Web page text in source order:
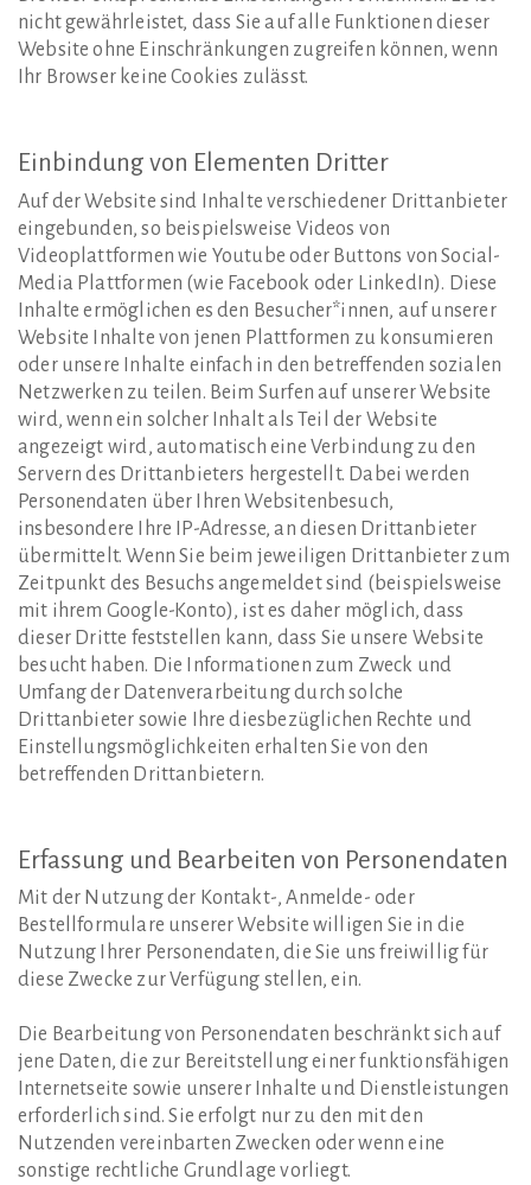
nicht gewährleistet, dass Sie auf alle Funktionen dieser
Website ohne Einschränkungen zugreifen können, wenn
Ihr Browser keine Cookies zulässt.
Einbindung von Elementen Dritter
Auf der Website sind Inhalte verschiedener Drittanbieter
eingebunden, so beispielsweise Videos von
Videoplattformen wie Youtube oder Buttons von Social-
Media Plattformen (wie Facebook oder LinkedIn). Diese
Inhalte ermöglichen es den Besucher*innen, auf unserer
Website Inhalte von jenen Plattformen zu konsumieren
oder unsere Inhalte einfach in den betreffenden sozialen
Netzwerken zu teilen. Beim Surfen auf unserer Website
wird, wenn ein solcher Inhalt als Teil der Website
angezeigt wird, automatisch eine Verbindung zu den
Servern des Drittanbieters hergestellt. Dabei werden
Personendaten über Ihren Websitenbesuch,
insbesondere Ihre IP-Adresse, an diesen Drittanbieter
übermittelt. Wenn Sie beim jeweiligen Drittanbieter zum
Zeitpunkt des Besuchs angemeldet sind (beispielsweise
mit ihrem Google-Konto), ist es daher möglich, dass
dieser Dritte feststellen kann, dass Sie unsere Website
besucht haben. Die Informationen zum Zweck und
Umfang der Datenverarbeitung durch solche
Drittanbieter sowie Ihre diesbezüglichen Rechte und
Einstellungsmöglichkeiten erhalten Sie von den
betreffenden Drittanbietern.
Erfassung und Bearbeiten von Personendaten
Mit der Nutzung der Kontakt-, Anmelde- oder
Bestellformulare unserer Website willigen Sie in die
Nutzung Ihrer Personendaten, die Sie uns freiwillig für
diese Zwecke zur Verfügung stellen, ein.
Die Bearbeitung von Personendaten beschränkt sich auf
jene Daten, die zur Bereitstellung einer funktionsfähigen
Internetseite sowie unserer Inhalte und Dienstleistungen
erforderlich sind. Sie erfolgt nur zu den mit den
Nutzenden vereinbarten Zwecken oder wenn eine
sonstige rechtliche Grundlage vorliegt.